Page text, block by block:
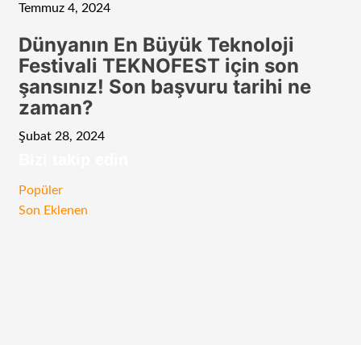
Temmuz 4, 2024
Dünyanın En Büyük Teknoloji
Festivali TEKNOFEST için son
şansınız! Son başvuru tarihi ne
zaman?
Şubat 28, 2024
Popüler
Son Eklenen